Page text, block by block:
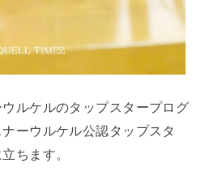
ルケルのタップスタープログ
ーウルケル公認タップスタ
ちます。